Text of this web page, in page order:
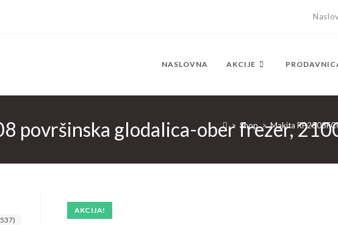
NASLOVNA AKCIJE
površinska glodalica-ober frezer,
> Shop > Makita
AKCIJA!